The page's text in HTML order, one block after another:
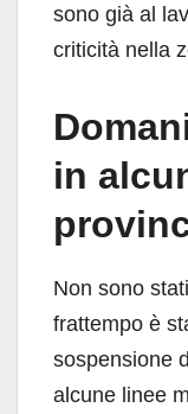
sono già al
criticità nella
in
Non sono
frattempo è
sospensione
alcune linee